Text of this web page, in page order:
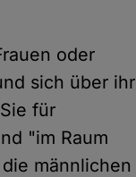
oder
sich über ihr
für
"im Raum
männlichen